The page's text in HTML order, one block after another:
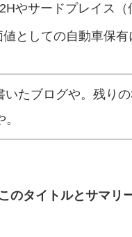
やサードプレイス
値としての自動車保
いたブログや。残り
のタイトルとサマリ